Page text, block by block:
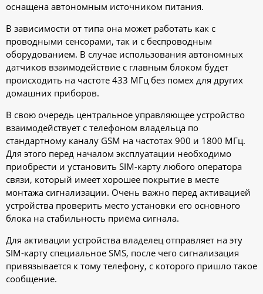
оснащена автономным источником питания.
В зависимости от типа она может работать как с
проводными сенсорами, так и с беспроводным
оборудованием. В случае использования автономных
датчиков взаимодействие с главным блоком будет
происходить на частоте 433 МГц без помех для других
домашних приборов.
В свою очередь центральное управляющее устройство
взаимодействует с телефоном владельца по
стандартному каналу GSM на частотах 900 и 1800 МГц.
Для этого перед началом эксплуатации необходимо
приобрести и установить SIM-карту любого оператора
связи, который имеет хорошее покрытие в месте
монтажа сигнализации. Очень важно перед активацией
устройства проверить место установки его основного
блока на стабильность приёма сигнала.
Для активации устройства владелец отправляет на эту
SIM-карту специальное SMS, после чего сигнализация
привязывается к тому телефону, с которого пришло такое
сообщение.